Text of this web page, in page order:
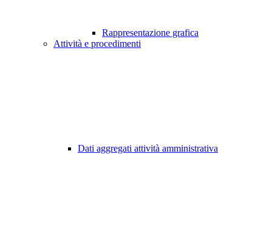
Rappresentazione grafica
Attività e procedimenti
Dati aggregati attività amministrativa